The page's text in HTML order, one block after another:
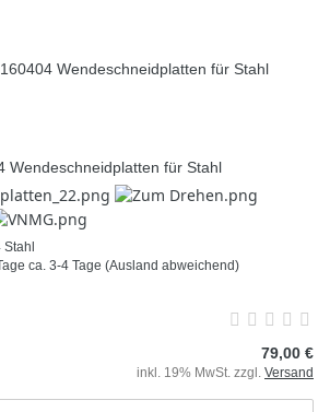
Wendeschneidplatten für Stahl
ca. 3-4 Tage (Ausland abweichend)
79,00 €
inkl. 19% MwSt. zzgl. Versand